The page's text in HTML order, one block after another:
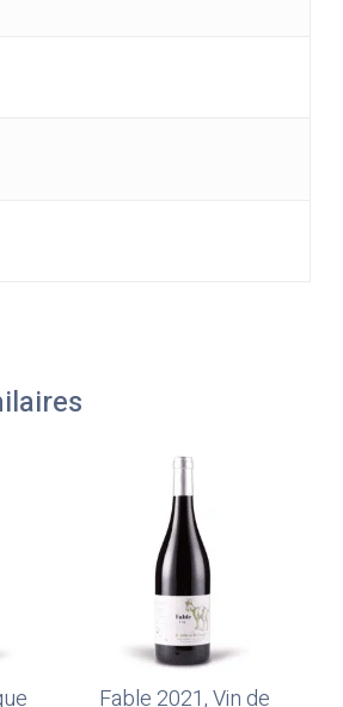
Ajouter Au Panier
Fable 2021, Vin de